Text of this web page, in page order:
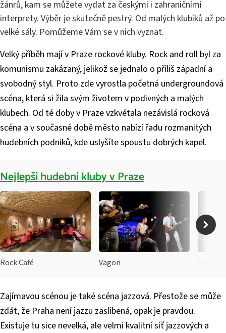
žánrů, kam se můžete vydat za českými i zahraničními
interprety. Výběr je skutečně pestrý. Od malých klubíků až po
velké sály. Pomůžeme Vám se v nich vyznat.
Velký příběh mají v Praze rockové kluby. Rock and roll byl za
komunismu zakázaný, jelikož se jednalo o příliš západní a
svobodný styl. Proto zde vyrostla početná undergroundová
scéna, která si žila svým životem v podivných a malých
klubech. Od té doby v Praze vzkvétala nezávislá rocková
scéna a v současné době město nabízí řadu rozmanitých
hudebních podniků, kde uslyšíte spoustu dobrých kapel.
Nejlepší hudební kluby v Praze
Rock Café Vagon
Zajímavou scénou je také scéna jazzová. Přestože se může
zdát, že Praha není jazzu zaslíbená, opak je pravdou.
Existuje tu sice nevelká, ale velmi kvalitní síť jazzových a